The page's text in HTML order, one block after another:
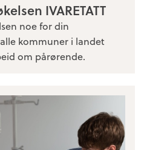
IVARETATT
noe for din
kommuner i landet
om pårørende.